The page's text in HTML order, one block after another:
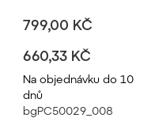
799,00 KČ
660,33 KČ
Na objednávku do 10
dnů
bgPC50029_008